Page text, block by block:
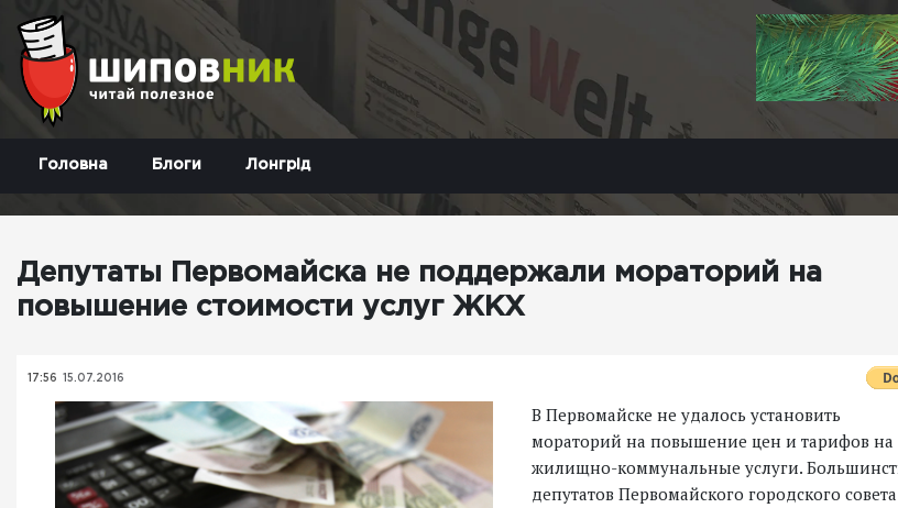
Головна Блоги Лонгрід
Депутаты Первомайска не поддержали мораторий на
повышение стоимости услуг ЖКХ
17:56 15.07.2016
В Первомайске не удалось установить
мораторий на повышение цен и тарифов на
жилищно-коммунальные услуги.
депутатов Первомайского городского совета